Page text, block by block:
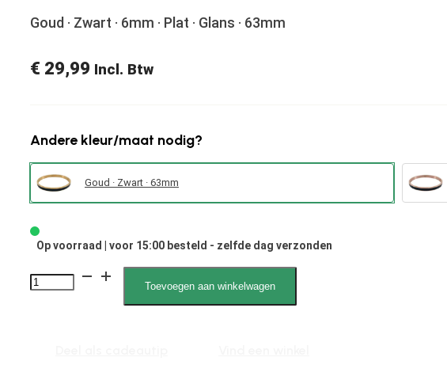
Goud · Zwart · 6mm · Plat · Glans · 63mm
€ 29,99 Incl. Btw
Andere kleur/maat nodig?
Goud · Zwart · 63mm
Op voorraad | voor 15:00 besteld - zelfde dag verzonden
Lynn
Toevoegen aan winkelwagen